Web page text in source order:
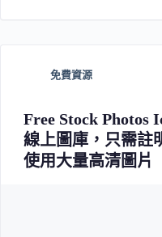
免費資源
Free Stock Photos
線上圖庫，只需註
使用大量高清圖片